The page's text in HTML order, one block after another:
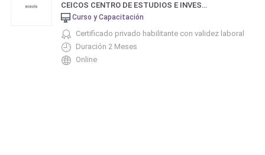
CEICOS CENTRO DE ESTUDIOS E INVESTIGACIÓN EN COMUNICACIÓN SOCIAL
Curso y Capacitación
Certificado privado habilitante con validez laboral
Duración 2 Meses
Online